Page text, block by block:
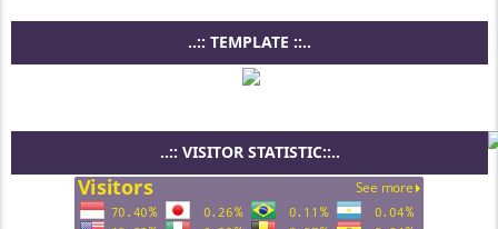
..:: TEMPLATE ::..
..:: VISITOR STATISTIC::..